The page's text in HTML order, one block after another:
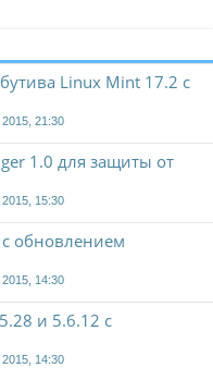
Linux Mint 17.2 с
2015, 21:30
1.0 для защиты от
2015, 15:30
c обновлением
2015, 14:30
и 5.6.12 с
2015, 14:30